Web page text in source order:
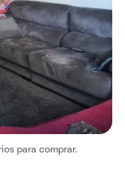
para comprar.